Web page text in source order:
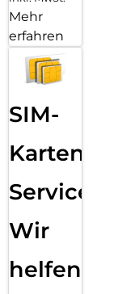
Mehr
erfahren
SIM-
Karten
Service:
Wir
helfen